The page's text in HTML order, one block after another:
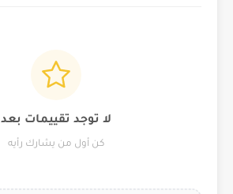
لا توجد تقييمات بعد
كن أول من يشارك رأيه